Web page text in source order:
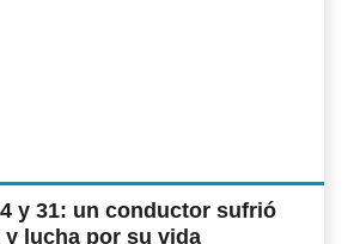
y 31: un conductor sufrió
lucha por su vida